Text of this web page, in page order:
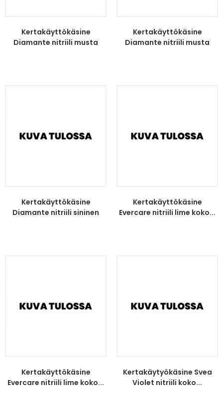
Kertakäyttökäsine
Diamante nitriili musta
Kertakäyttökäsine
Diamante nitriili musta
Kertakäyttökäsine
Diamante nitriili sininen
Kertakäyttökäsine
Evercare nitriili lime koko...
Kertakäyttökäsine
Evercare nitriili lime koko...
Kertakäytyökäsine Svea
Violet nitriili koko...